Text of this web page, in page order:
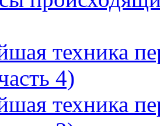
техника
4)
техника